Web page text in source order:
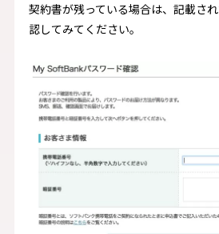
契約書が残っている場合は、記載さ
認してみてください。